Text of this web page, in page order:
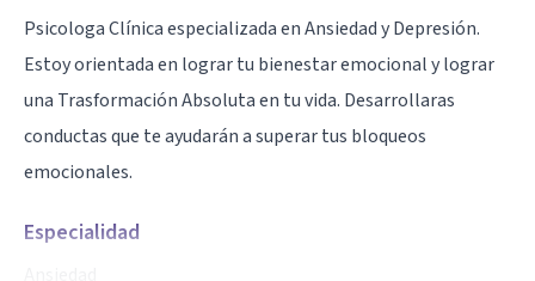
Psicologa Clínica especializada en Ansiedad y Depresión.
Estoy orientada en lograr tu bienestar emocional y lograr
una Trasformación Absoluta en tu vida. Desarrollaras
conductas que te ayudarán a superar tus bloqueos
emocionales.
Especialidad